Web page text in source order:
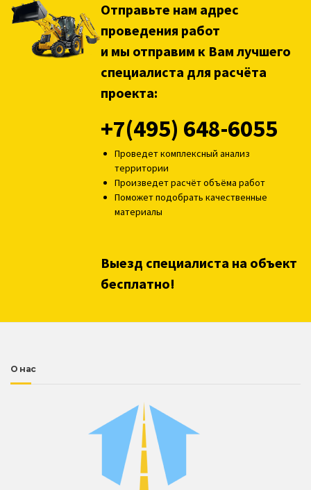
Отправьте нам адрес
проведения работ
и мы отправим к Вам лучшего
специалиста для расчёта
проекта:
+7(495) 648-6055
Проведет комплексный анализ
территории
Произведет расчёт объёма работ
Поможет подобрать качественные
материалы
Выезд специалиста на объект
бесплатно!
О нас